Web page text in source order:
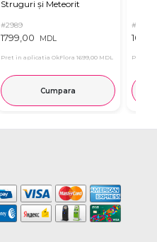
Struguri și Meteorit
#2989
1799,00 MDL
Pret in aplicatia OkFlora 1699,00 MDL
Cumpara
#3266
Pret in